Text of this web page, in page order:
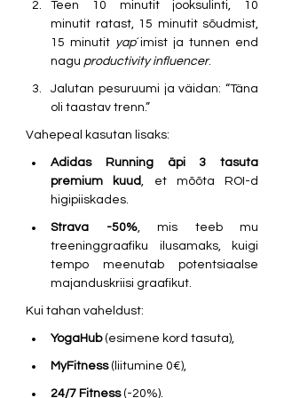
Teen 10 minutit jooksulinti, 10
minutit ratast, 15 minutit sõudmist,
15 minutit yap´imist ja tunnen end
nagu productivity influencer.
Jalutan pesuruumi ja väidan: “Täna
oli taastav trenn.”
Vahepeal kasutan lisaks:
Adidas Running äpi 3 tasuta
premium kuud, et mõõta ROI-d
higipiiskades.
Strava -50%, mis teeb mu
treeninggraafiku ilusamaks, kuigi
tempo meenutab potentsiaalse
majanduskriisi graafikut.
Kui tahan vaheldust:
YogaHub (esimene kord tasuta),
MyFitness (liitumine 0€),
24/7 Fitness (-20%).